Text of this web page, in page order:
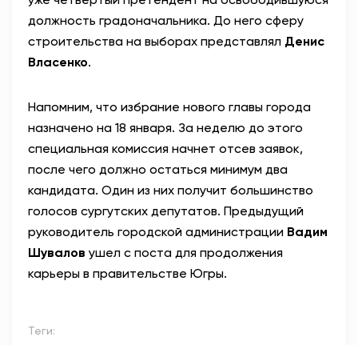
должность градоначальника. До него сферу
строительства на выборах представлял Денис
Власенко.
Напомним, что избрание нового главы города
назначено на 18 января. За неделю до этого
специальная комиссия начнет отсев заявок,
после чего должно остаться минимум два
кандидата. Один из них получит большинство
голосов сургутских депутатов. Предыдущий
руководитель городской администрации Вадим
Шувалов ушел с поста для продолжения
карьеры в правительстве Югры.
Теги: